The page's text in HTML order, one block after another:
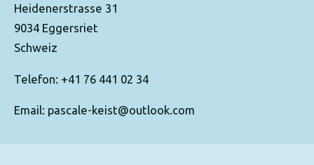
Heidenerstrasse 31
9034 Eggersriet
Schweiz
Telefon: +41 76 441 02 34
Email: pascale-keist@outlook.com